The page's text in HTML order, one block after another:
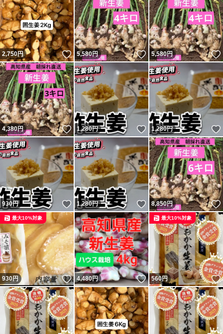
2,750円 いいね！
5,580円 いいね！
5,580円
4,380円 いいね！
1,280円 いいね！
1,280円
930円 いいね！
1,280円 いいね！
8,850円
930円 いいね！
最大10%対象
4,480円 いいね！
560円
最大10%対象